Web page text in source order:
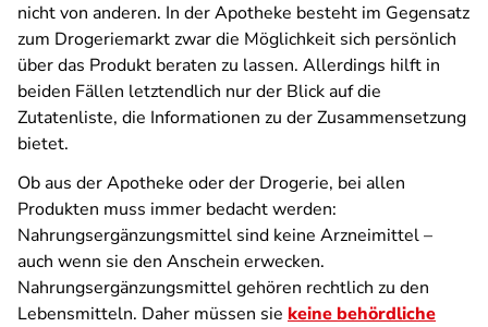
nicht von anderen. In der Apotheke besteht im Gegensatz
zum Drogeriemarkt zwar die Möglichkeit sich persönlich
über das Produkt beraten zu lassen. Allerdings hilft in
beiden Fällen letztendlich nur der Blick auf die
Zutatenliste, die Informationen zu der Zusammensetzung
bietet.
Ob aus der Apotheke oder der Drogerie, bei allen
Produkten muss immer bedacht werden:
Nahrungsergänzungsmittel sind keine Arzneimittel –
auch wenn sie den Anschein erwecken.
Nahrungsergänzungsmittel gehören rechtlich zu den
Lebensmitteln. Daher müssen sie keine behördliche